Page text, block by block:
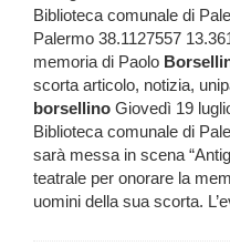
Biblioteca comunale di
Palermo 38.1127557
memoria di Paolo
scorta articolo, notizia,
borsellino Giovedì 19
Biblioteca comunale di
sarà messa in scena
teatrale per onorare la
uomini della sua scorta.